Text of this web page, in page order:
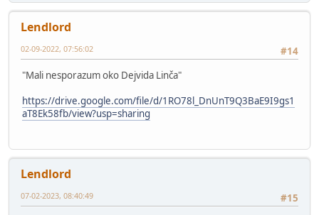
Lendlord
#14
02-09-2022, 07:56:02
"Mali nesporazum oko Dejvida Linča"
https://drive.google.com/file/d/1RO78l_DnUnT9Q3BaE9I9gs1
aT8Ek58fb/view?usp=sharing
Lendlord
#15
07-02-2023, 08:40:49